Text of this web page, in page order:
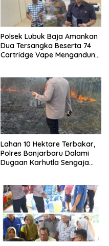
Polsek Lubuk Baja Amankan
Dua Tersangka Beserta 74
Cartridge Vape Mengandung
Lahan 10 Hektare Terbakar,
Polres Banjarbaru Dalami
Dugaan Karhutla Sengaja